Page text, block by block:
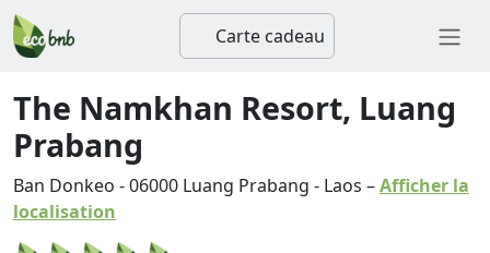
Carte cadeau
The Namkhan Resort, Luang
Prabang
Ban Donkeo -06000 Luang Prabang - Laos –Afficher la
localisation